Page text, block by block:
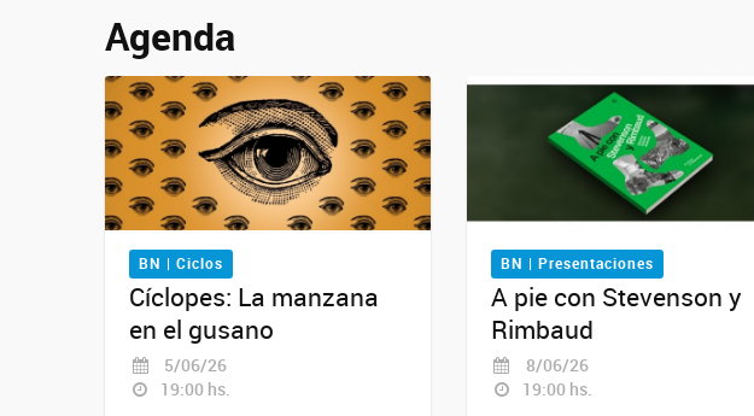
Agenda
BN | Ciclos
Cíclopes: La manzana
en el gusano
5/06/26
19:00 hs.
BN | Presentaciones
A pie con Stevenson y
Rimbaud
8/06/26
19:00 hs.